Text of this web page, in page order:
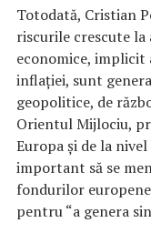
Totodată, Cristian
riscurile crescute
economice, implicit
inflaţiei, sunt
geopolitice, de
Orientul Mijlociu,
Europa şi de la
important să se
fondurilor
pentru “a genera